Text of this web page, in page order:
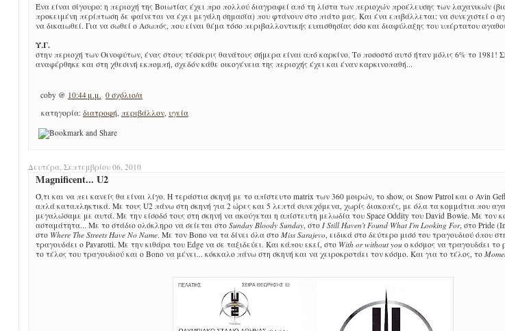
Ένα είναι σίγουρο: η περιοχή της Βοιωτίας έχει προ πολλού διαγραφεί από τη λίστα των περιοχών προέλευσης των λαχανικών
προκειμένη περίπτωση δε φαίνεται να έχει μεγάλη σημασία) που φτάνουν στο πιάτο μας. Και ένα επιβάλλεται: να συνεχιστεί ο
να δικαιωθεί. Για να σωθεί ο Ασωπός, που είναι θέμα τόσο περιβαλλοντικής ευαισθησίας όσο και διαφύλαξης του υπέρτατου
Υ.Γ.
στην περιοχή των Οινοφύτων, ένας στους τέσσερις θανάτους σήμερα είναι από καρκίνο. Το ποσοστό αυτό ήταν μόλις 6% το 1981!
αναφέρθηκε και στη χθεσινή εκπομπή, σχεδόν κάθε οικογένεια της περιοχής έχει και έναν καρκινοπαθή...
coby @ 10:44 μ.μ. 0 σχόλιο/α
κατηγορία: διατροφή περιβάλλον, υγεία
Δευτέρα, Σεπτεμβρίου 06, 2010
Magnificent... U2
Ό,τι και να πει κανείς θα είναι λίγο. Η τεράστια σκηνή με το απίστευτο matrix των 360 μοιρών, το show, οι Snow Patrol και ο Avin
απλά καταπληκτικά. Με τους U2 πάνω στη σκηνή για 2 ώρες και 5 λεπτά συνεχόμενα, χωρίς διακοπές, με όλα τα κομμάτια που
μεγαλώσαμε με αυτά. Με την είσοδό τους στη σκηνή να ακούγεται η απίστευτη μελωδία του Space Oddity του David Bowie. Με τον
ασταμάτητα... Με το στάδιο ολόκληρο να σείεται στο Sunday Bloody Sunday, στο I Still Haven't Found What I'm Looking For, στο Pride
στο Where The Streets Have No Name. Με τον Bono να τα δίνει όλα στο Miss Sarajevo, ειδικά στο δεύτερο μισό του τραγουδιού όπου
τραγουδάει ο Pavarotti. Με την κιθάρα του Edge να σε ταξιδεύει. Και κάπου εκεί, στο With or without youο κόσμος να τραγουδάει το
το τέλος του τραγουδιού και ο Bono να μένει... κόκκαλο πάνω στη σκηνή και να χειροκροτάει τον κόσμο. Και για το τέλος, το